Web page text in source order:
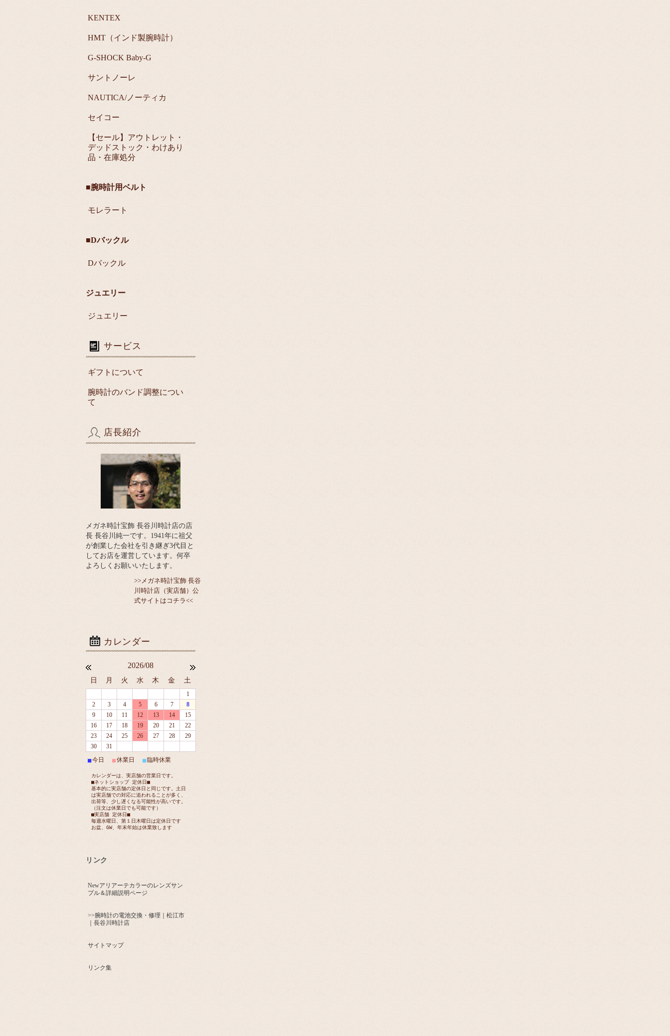
KENTEX
HMT（インド製腕時計）
G-SHOCK Baby-G
サントノーレ
NAUTICA/ノーティカ
セイコー
【セール】アウトレット・
デッドストック・わけあり
品・在庫処分
■腕時計用ベルト
モレラート
■Dバックル
Dバックル
ジュエリー
ジュエリー
サービス
ギフトについて
腕時計のバンド調整につい
て
店長紹介
メガネ時計宝飾 長谷川時計店の店
長 長谷川純一です。1941年に祖父
が創業した会社を引き継ぎ3代目と
してお店を運営しています。何卒
よろしくお願いいたします。
>>メガネ時計宝飾 長谷
川時計店（実店舗）公
式サイトはコチラ<<
2026/08
日 月 火 水 木 金 土
1
2
3 4 5 6 7
8
9
10 11 12 13 14
15
16
17 18 19 20 21
22
23
24 25 26 27 28
29
30
31
■今日 ■休業日 ■臨時休業
カレンダーは、実店舗の営業日です。
■ネットショップ 定休日■
基本的に実店舗の定休日と同じです。土日
は実店舗での対応に追われることが多く、
出荷等、少し遅くなる可能性が高いです。
（注文は休業日でも可能です）
■実店舗 定休日■
毎週水曜日、第１日木曜日は定休日です
お盆、GW、年末年始は休業致します
リンク
Newアリアーテカラーのレンズサン
プル＆詳細説明ページ
>>腕時計の電池交換・修理｜松江市
｜長谷川時計店
サイトマップ
リンク集